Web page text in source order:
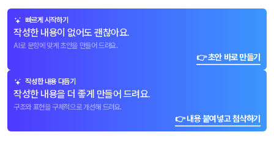
빠르게 시작하기
작성한 내용이 없어도 괜찮아요.
AI로 문항에 맞게 초안을 만들어 드려요.
👉 초안 바로 만들기
작성한 내용 다듬기
작성한 내용을 더 좋게 만들어 드려요.
구조와 표현을 구체적으로 개선해 드려요.
👉 내용 붙여넣고 첨삭하기